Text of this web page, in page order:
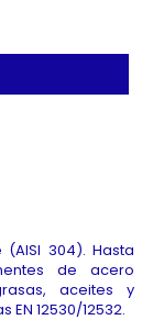
304). Hasta
de acero
aceites y
12530/12532.